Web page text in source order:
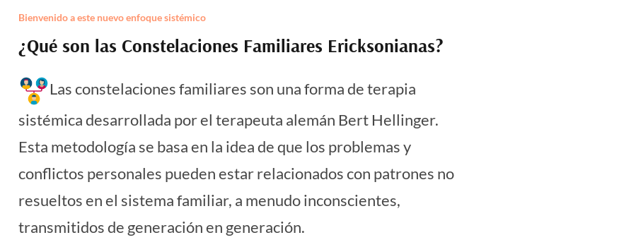
Bienvenido a este nuevo enfoque sistémico
¿Qué son las Constelaciones Familiares Ericksonianas?
Las constelaciones familiares son una forma de terapia
sistémica desarrollada por el terapeuta alemán Bert Hellinger.
Esta metodología se basa en la idea de que los problemas y
conflictos personales pueden estar relacionados con patrones no
resueltos en el sistema familiar, a menudo inconscientes,
transmitidos de generación en generación.